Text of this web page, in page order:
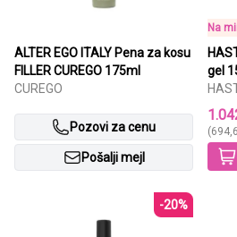
ALTER EGO ITALY Pena za kosu
FILLER CUREGO 175ml
CUREGO
Pozovi za cenu
Pošalji mejl
Na
gel
-20%